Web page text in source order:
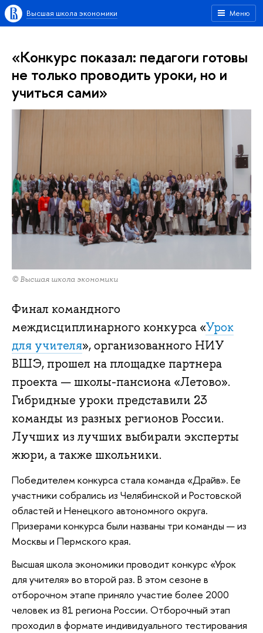
Меню
Высшая школа экономики
«Конкурс показал: педагоги готовы
не только проводить уроки, но и
учиться сами»
© Высшая школа экономики
Финал командного
междисциплинарного конкурса «Урок
для учителя», организованного НИУ
ВШЭ, прошел на площадке партнера
проекта — школы-пансиона «Летово».
Гибридные уроки представили 23
команды из разных регионов России.
Лучших из лучших выбирали эксперты
жюри, а также школьники.
Победителем конкурса стала команда «Драйв». Ее
участники собрались из Челябинской и Ростовской
областей и Ненецкого автономного округа.
Призерами конкурса были названы три команды — из
Москвы и Пермского края.
Высшая школа экономики проводит конкурс «Урок
для учителя» во второй раз. В этом сезоне в
отборочном этапе приняло участие более 2000
человек из 81 региона России. Отборочный этап
проходил в формате индивидуального тестирования